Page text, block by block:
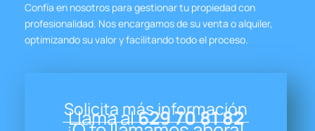
Confía en nosotros para gestionar tu propiedad con
profesionalidad. Nos encargamos de su venta o alquiler,
optimizando su valor y facilitando todo el proceso.
Solicita más información
Llama al629 70 81 82